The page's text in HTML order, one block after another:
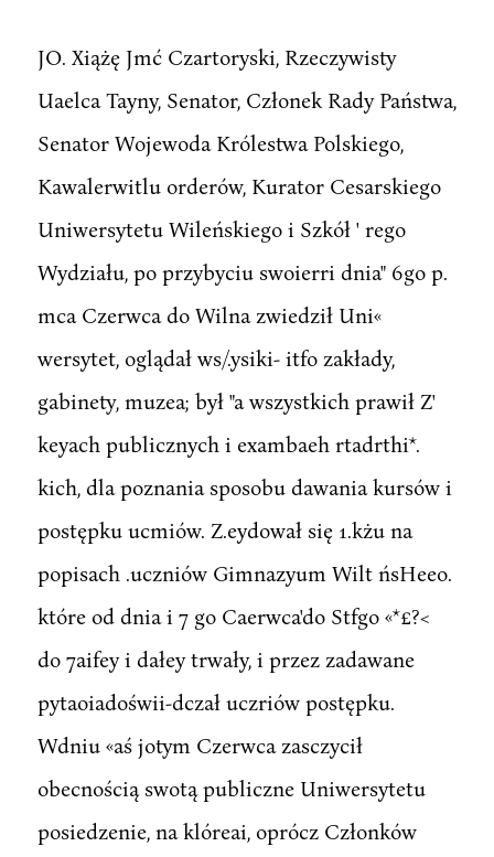
JO. Xiążę Jmć Czartoryski, Rzeczywisty
Uaelca Tayny, Senator, Członek Rady Państwa,
Senator Wojewoda Królestwa Polskiego,
Kawalerwitlu orderów, Kurator Cesarskiego
Uniwersytetu Wileńskiego i Szkół ' rego
Wydziału, po przybyciu swoierri dnia" 6go p.
mca Czerwca do Wilna zwiedził Uni«
wersytet, oglądał ws/.ysiki- itfo zakłady,
gabinety, muzea; był "a wszystkich prawił Z'
keyach publicznych i exambaeh rtadrthi*.
kich, dla poznania sposobu dawania kursów i
postępku ucmiów. Z.eydował się 1.kżu na
popisach .uczniów Gimnazyum Wilt ńsHeeo.
które od dnia i 7 go Caerwca'do Stfgo «*£?<
do 7aifey i dałey trwały, i przez zadawane
pytaoiadoświi-dczał uczriów postępku.
Wdniu «aś jotym Czerwca zasczycił
obecnością swotą publiczne Uniwersytetu
posiedzenie, na klóreai, oprócz Członków